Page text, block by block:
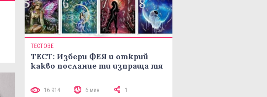
ТЕСТОВЕ
ТЕСТ: Избери ФЕЯ и открий
какво послание ти изпраща тя
16 914 6 мин 1